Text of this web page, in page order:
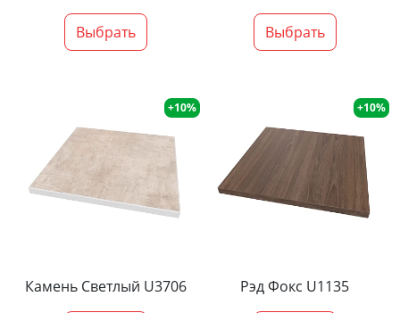
Выбрать Выбрать
+10%
Камень Светлый U3706
+10%
Рэд Фокс U1135